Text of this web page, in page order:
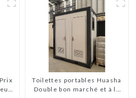
Toilettes portables Huasha
Double bon marché et à la